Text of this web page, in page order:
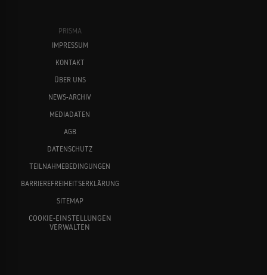
PRISMA
IMPRESSUM
KONTAKT
ÜBER UNS
NEWS-ARCHIV
MEDIADATEN
AGB
DATENSCHUTZ
TEILNAHMEBEDINGUNGEN
BARRIEREFREIHEITSERKLÄRUNG
SITEMAP
COOKIE-EINSTELLUNGEN
VERWALTEN